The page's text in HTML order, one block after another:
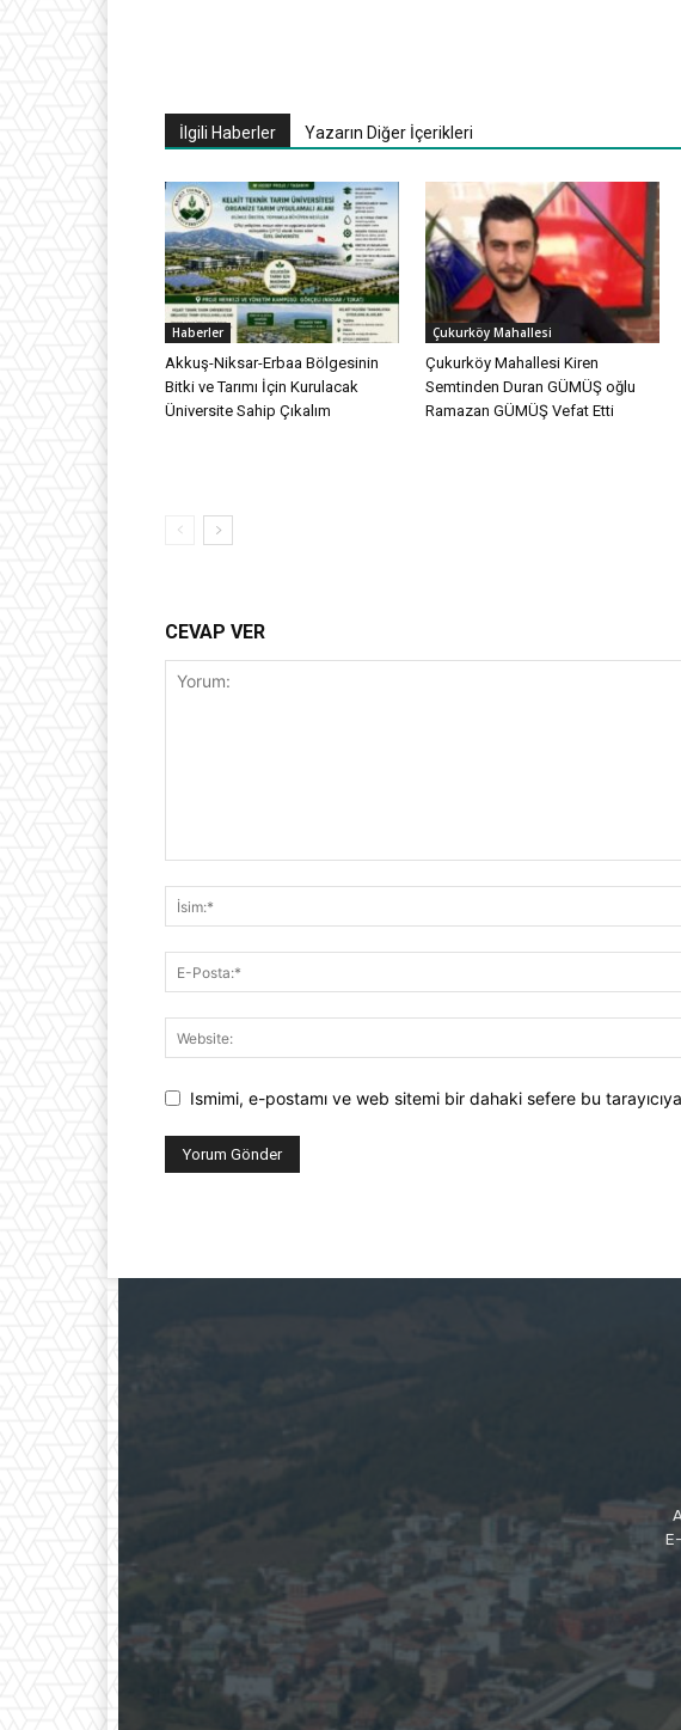
İlgili Haberler Yazarın Diğer İçerikleri
Haberler
Akkuş-Niksar-Erbaa Bölgesinin
Bitki ve Tarımı İçin Kurulacak
Üniversite Sahip Çıkalım
Çukurköy Mahallesi
Çukurköy Mahallesi Kiren
Semtinden Duran GÜMÜŞ oğlu
Ramazan GÜMÜŞ Vefat Etti
CEVAP VER
Ismimi, e-postamı ve web sitemi bir dahaki sefere bu